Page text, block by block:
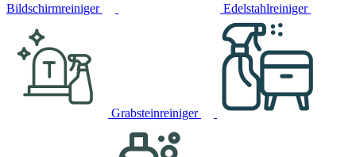
Bildschirmreiniger Edelstahlreiniger
Grabsteinreiniger